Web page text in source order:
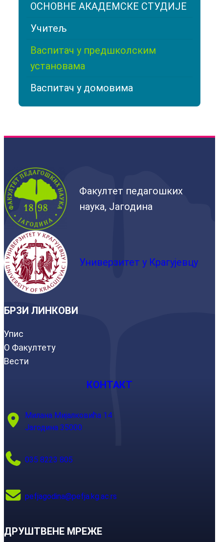
ОСНОВНЕ АКАДЕМСКЕ СТУДИЈЕ
Учитељ
Васпитач у предшколским
установама
Васпитач у домовима
Факултет педагошких
наука, Јагодина
Универзитет у Крагујевцу
БРЗИ ЛИНКОВИ
Упис
О Факултету
Вести
КОНТАКТ
Милана Мијалковића 14
Јагодина 35000
035 8223 805
pefjagodina@pefja.kg.ac.rs
ДРУШТВЕНЕ МРЕЖЕ